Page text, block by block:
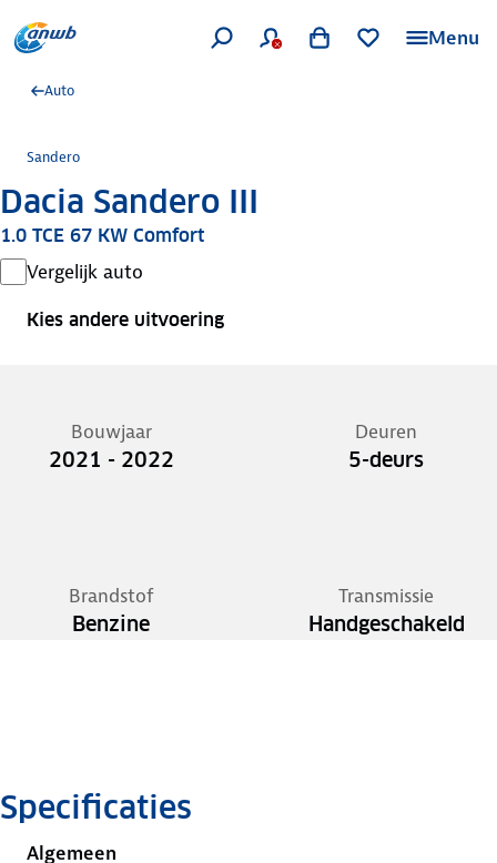
Menu
Auto
Sandero
Dacia Sandero III
1.0 TCE 67 KW Comfort
Vergelijk auto
Kies andere uitvoering
Bouwjaar
2021 - 2022
Deuren
5-deurs
Brandstof
Benzine
Transmissie
Handgeschakeld
Specificaties
Algemeen